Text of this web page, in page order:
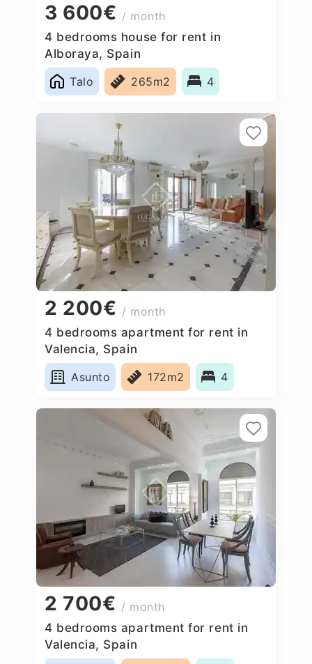
3 600€ / month
4 bedrooms house for rent in
Alboraya, Spain
Talo
265m2 4
2 200€ / month
4 bedrooms apartment for rent in
Valencia, Spain
Asunto
172m2 4
2 700€ / month
4 bedrooms apartment for rent in
Valencia, Spain